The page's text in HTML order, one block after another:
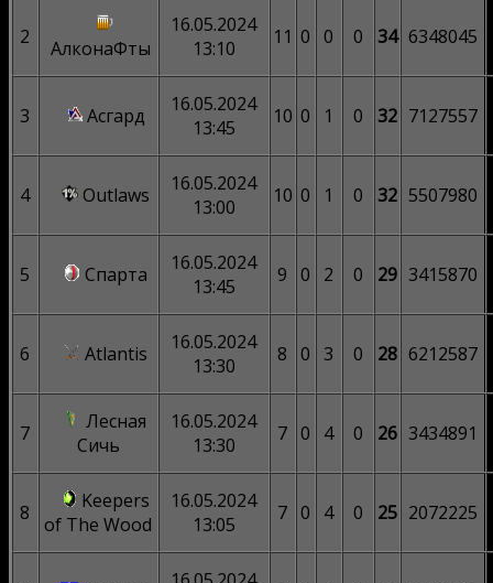
2 АлконаФты
16.05.2024
13:10
11 0 0 0 34 6348045
3 Асгард
16.05.2024
13:45
10 0 1 0 32 7127557
4 Outlaws
16.05.2024
13:00
10 0 1 0 32 5507980
5 Спарта
16.05.2024
13:45
9 0 2 0 29 3415870
6 Atlantis
16.05.2024
13:30
8 0 3 0 28 6212587
7
Лесная
Сичь
16.05.2024
13:30
7 0 4 0 26 3434891
8
Keepers
of The Wood
16.05.2024
13:05
7 0 4 0 25 2072225